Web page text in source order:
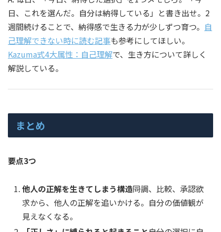
日、これを選んだ。自分は納得している」と書き出せ。2
週間続けることで、納得感で生きる力が少しずつ育つ。 自
己理解できない時に読む記事も参考にしてほしい。
Kazuma式4大属性：自己理解で、生き方について詳しく
解説している。
まとめ
要点3つ
他人の正解を生きてしまう構造――同調、比較、承認欲
求から、他人の正解を追いかける。自分の価値観が
見えなくなる。